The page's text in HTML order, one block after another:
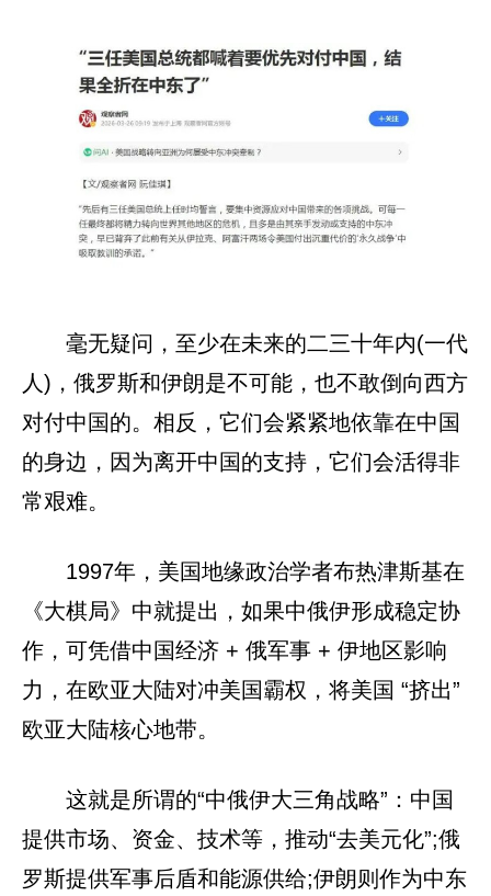
毫无疑问，至少在未来的二三十年内(一代
人)，俄罗斯和伊朗是不可能，也不敢倒向西方
对付中国的。相反，它们会紧紧地依靠在中国
的身边，因为离开中国的支持，它们会活得非
常艰难。
1997年，美国地缘政治学者布热津斯基在
《大棋局》中就提出，如果中俄伊形成稳定协
作，可凭借中国经济 + 俄军事 + 伊地区影响
力，在欧亚大陆对冲美国霸权，将美国 “挤出”
欧亚大陆核心地带。
这就是所谓的“中俄伊大三角战略”：中国
提供市场、资金、技术等，推动“去美元化”;俄
罗斯提供军事后盾和能源供给;伊朗则作为中东